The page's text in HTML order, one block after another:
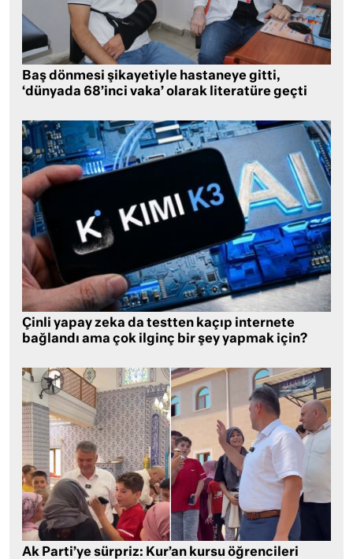
Baş dönmesi şikayetiyle hastaneye gitti,
‘dünyada 68’inci vaka’ olarak literatüre geçti
Çinli yapay zeka da testten kaçıp internete
bağlandı ama çok ilginç bir şey yapmak için?
Ak Parti’ye sürpriz: Kur’an kursu öğrencileri